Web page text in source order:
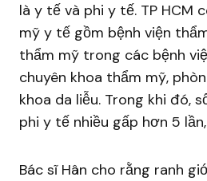
là y tế và phi y tế. TP HCM
mỹ y tế gồm bệnh viện
thẩm mỹ trong các bệnh
chuyên khoa thẩm mỹ,
khoa da liễu. Trong khi đó,
phi y tế nhiều gấp hơn 5
Bác sĩ Hân cho rằng ranh